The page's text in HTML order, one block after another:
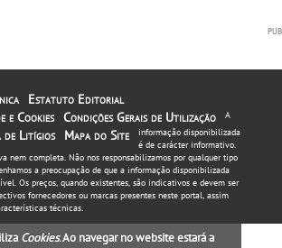
Estatuto Editorial
e Cookies Condições Gerais de Utilização
de Litígios
Mapa do Site
A
informação disponibilizada
é de carácter informativo.
nem completa. Não nos responsabilizamos por qualquer tipo
a preocupação de que a informação disponibilizada
Os preços, quando existentes, são indicativos e devem ser
fornecedores ou marcas presentes neste portal, assim
técnicas.
Cookies. Ao navegar no website estará a